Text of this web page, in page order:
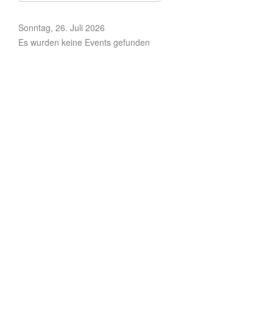
Sonntag, 26. Juli 2026
Es wurden keine Events gefunden